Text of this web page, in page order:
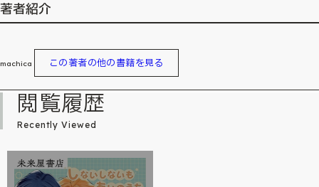
著者紹介
machica この著者の他の書籍を見る
閲覧履歴
Recently Viewed